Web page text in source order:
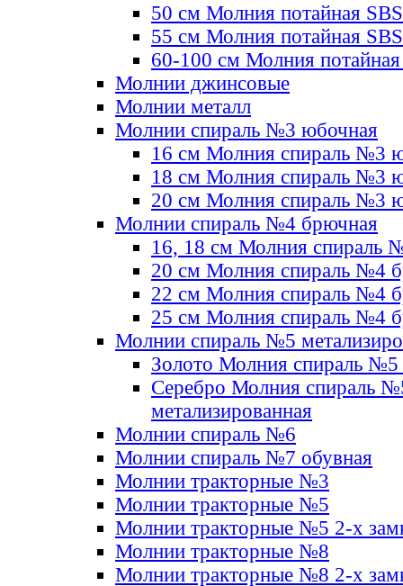
50 см Молния потайная SBS
55 см Молния потайная SBS
60-100 см Молния
Молнии джинсовые
Молнии металл
Молнии спираль №3 юбочная
16 см Молния спираль №3
18 см Молния спираль №3
20 см Молния спираль №3
Молнии спираль №4 брючная
16, 18 см Молния спираль
20 см Молния спираль №4
22 см Молния спираль №4
25 см Молния спираль №4
Молнии спираль №5
Золото Молния спираль №5
Серебро Молния спираль
метализированная
Молнии спираль №6
Молнии спираль №7 обувная
Молнии тракторные №3
Молнии тракторные №5
Молнии тракторные №5 2-х
Молнии тракторные №8
Молнии тракторные №8 2-х